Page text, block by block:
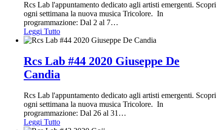
Rcs Lab l'appuntamento dedicato agli artisti emergenti. Scopri
ogni settimana la nuova musica Tricolore. In
programmazione: Dal 2 al 7…
Leggi Tutto
Rcs Lab #44 2020 Giuseppe De
Candia
Rcs Lab l'appuntamento dedicato agli artisti emergenti. Scopri
ogni settimana la nuova musica Tricolore. In
programmazione: Dal 26 al 31 …
Leggi Tutto